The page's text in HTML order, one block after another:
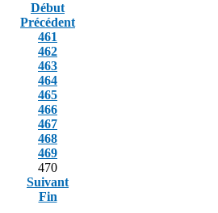
Début
Précédent
461
462
463
464
465
466
467
468
469
470
Suivant
Fin